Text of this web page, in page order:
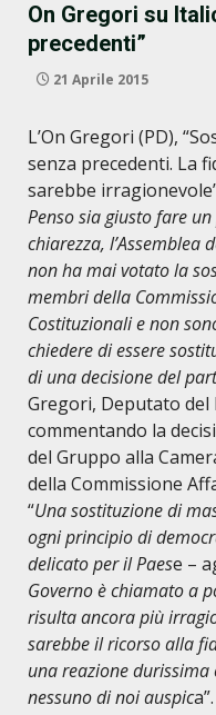
On Gregori su
precedenti”
21 Aprile 2015
L’On Gregori (PD),
senza precedenti. La
sarebbe
Penso sia giusto fare un
chiarezza, l’Assemblea
non ha mai votato la
membri della
Costituzionali e non
chiedere di essere
di una decisione del
Gregori, Deputato
commentando la
del Gruppo alla
della Commissione
“Una sostituzione di
ogni principio di
delicato per il Paese –
Governo è chiamato a
risulta ancora più
sarebbe il ricorso alla
una reazione durissima
nessuno di noi auspica”.